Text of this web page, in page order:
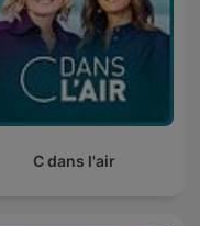
C dans l'air